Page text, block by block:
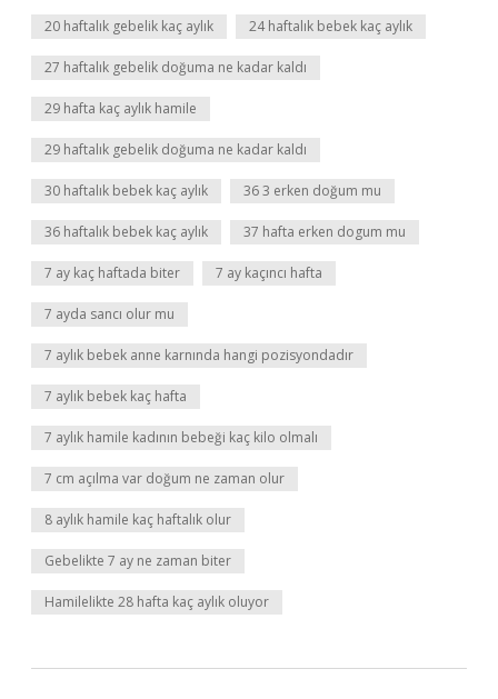
20 haftalık gebelik kaç aylık 24 haftalık bebek kaç aylık
27 haftalık gebelik doğuma ne kadar kaldı
29 hafta kaç aylık hamile
29 haftalık gebelik doğuma ne kadar kaldı
30 haftalık bebek kaç aylık 36 3 erken doğum mu
36 haftalık bebek kaç aylık 37 hafta erken dogum mu
7 ay kaç haftada biter 7 ay kaçıncı hafta
7 ayda sancı olur mu
7 aylık bebek anne karnında hangi pozisyondadır
7 aylık bebek kaç hafta
7 aylık hamile kadının bebeği kaç kilo olmalı
7 cm açılma var doğum ne zaman olur
8 aylık hamile kaç haftalık olur
Gebelikte 7 ay ne zaman biter
Hamilelikte 28 hafta kaç aylık oluyor